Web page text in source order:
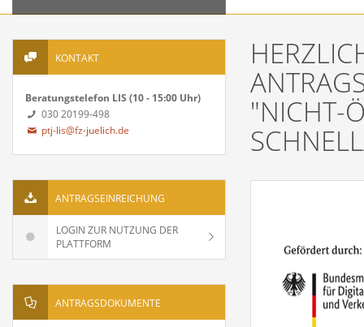
KONTAKT
Beratungstelefon LIS (10 - 15:00 Uhr)
030 20199-498
ptj-lis@fz-juelich.de
ANTRAGSEINREICHUNG
LOGIN ZUR NUTZUNG DER
PLATTFORM
ANTRAGSDOKUMENTE
"NICHT-